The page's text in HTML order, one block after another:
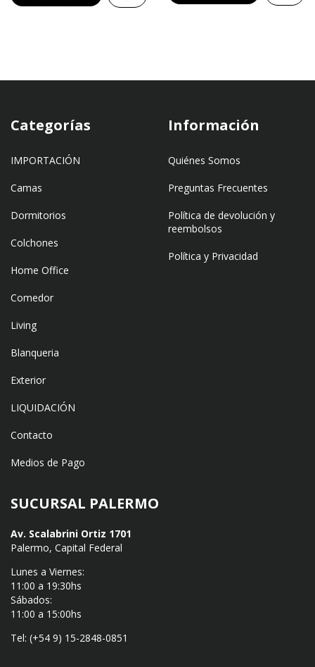
Categorías
IMPORTACIÓN
Camas
Dormitorios
Colchones
Home Office
Comedor
Living
Blanqueria
Exterior
LIQUIDACIÓN
Contacto
Medios de Pago
Información
Quiénes Somos
Preguntas Frecuentes
Política de devolución y
reembolsos
Política y Privacidad
SUCURSAL PALERMO
Av. Scalabrini Ortiz 1701
Palermo, Capital Federal
Lunes a Viernes:
11:00 a 19:30hs
Sábados:
11:00 a 15:00hs
Tel: (+54 9) 15-2848-0851